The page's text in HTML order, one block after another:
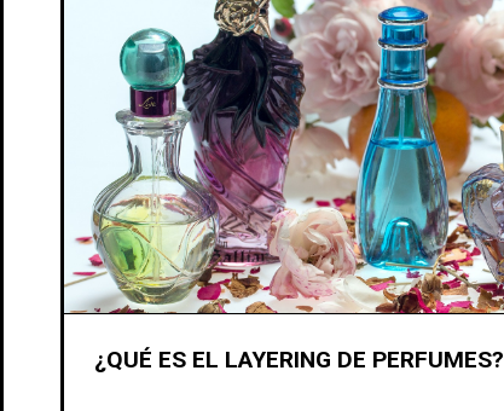
¿QUÉ ES EL LAYERING DE PERFUMES?